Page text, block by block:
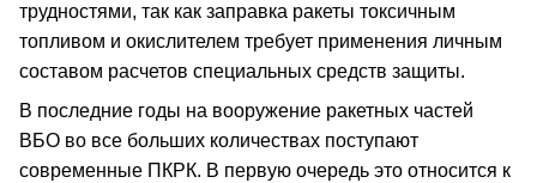
трудностями, так как заправка ракеты токсичным
топливом и окислителем требует применения личным
составом расчетов специальных средств защиты.
В последние годы на вооружение ракетных частей
ВБО во все больших количествах поступают
современные ПКРК. В первую очередь это относится к